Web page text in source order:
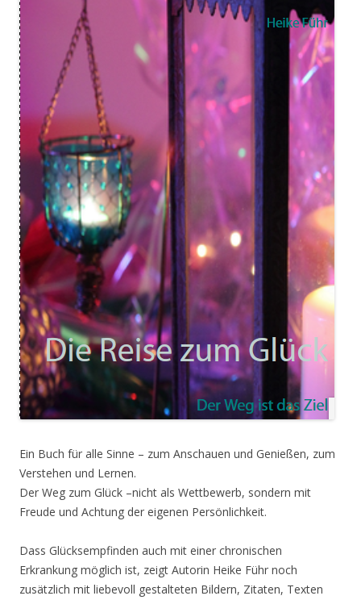
Ein Buch für alle Sinne – zum Anschauen und Genießen, zum
Verstehen und Lernen.
Der Weg zum Glück –nicht als Wettbewerb, sondern mit
Freude und Achtung der eigenen Persönlichkeit.
Dass Glücksempfinden auch mit einer chronischen
Erkrankung möglich ist, zeigt Autorin Heike Führ noch
zusätzlich mit liebevoll gestalteten Bildern, Zitaten, Texten